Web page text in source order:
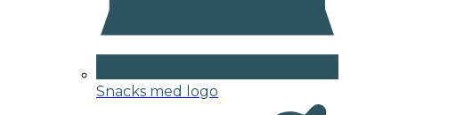
Snacks med logo